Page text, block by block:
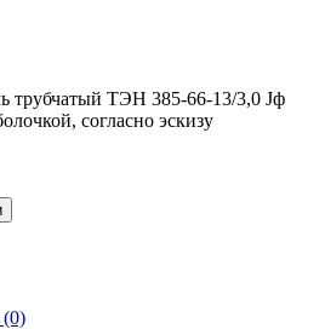
трубчатый ТЭН 385-66-13/3,0 Jф
согласно эскизу
(0)